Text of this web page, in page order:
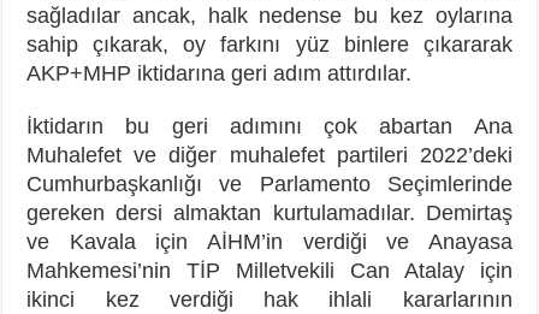
sağladılar ancak, halk nedense bu kez oylarına
sahip çıkarak, oy farkını yüz binlere çıkararak
AKP+MHP iktidarına geri adım attırdılar.
İktidarın bu geri adımını çok abartan Ana
Muhalefet ve diğer muhalefet partileri 2022’deki
Cumhurbaşkanlığı ve Parlamento Seçimlerinde
gereken dersi almaktan kurtulamadılar. Demirtaş
ve Kavala için AİHM’in verdiği ve Anayasa
Mahkemesi’nin TİP Milletvekili Can Atalay için
ikinci kez verdiği hak ihlali kararlarının